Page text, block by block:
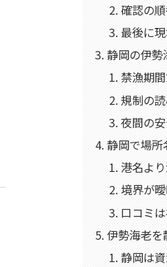
確認の
最後に
静岡の伊勢
禁漁期
規制の
夜間の
静岡で場所
港名よ
境界が
口コミ
伊勢海老を
静岡は